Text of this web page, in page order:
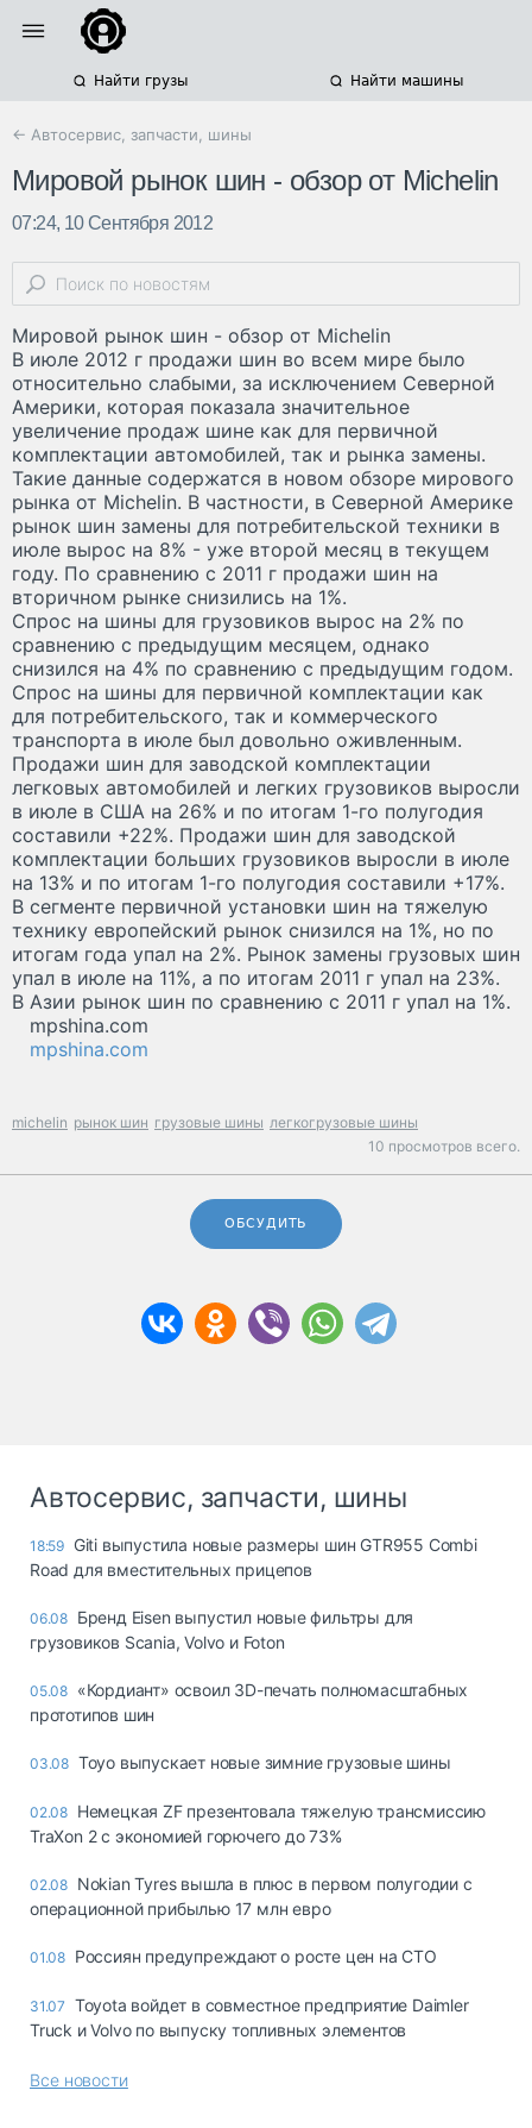
Найти грузы Найти машины
← Автосервис, запчасти, шины
Мировой рынок шин - обзор от Michelin
07:24, 10 Сентября 2012
Мировой рынок шин - обзор от Michelin
В июле 2012 г продажи шин во всем мире было
относительно слабыми, за исключением Северной
Америки, которая показала значительное
увеличение продаж шине как для первичной
комплектации автомобилей, так и рынка замены.
Такие данные содержатся в новом обзоре мирового
рынка от Michelin. В частности, в Северной Америке
рынок шин замены для потребительской техники в
июле вырос на 8% - уже второй месяц в текущем
году. По сравнению с 2011 г продажи шин на
вторичном рынке снизились на 1%.
Спрос на шины для грузовиков вырос на 2% по
сравнению с предыдущим месяцем, однако
снизился на 4% по сравнению с предыдущим годом.
Спрос на шины для первичной комплектации как
для потребительского, так и коммерческого
транспорта в июле был довольно оживленным.
Продажи шин для заводской комплектации
легковых автомобилей и легких грузовиков выросли
в июле в США на 26% и по итогам 1-го полугодия
составили +22%. Продажи шин для заводской
комплектации больших грузовиков выросли в июле
на 13% и по итогам 1-го полугодия составили +17%.
В сегменте первичной установки шин на тяжелую
технику европейский рынок снизился на 1%, но по
итогам года упал на 2%. Рынок замены грузовых шин
упал в июле на 11%, а по итогам 2011 г упал на 23%.
В Азии рынок шин по сравнению с 2011 г упал на 1%.
mpshina.com
mpshina.com
michelin рынок шин грузовые шины легкогрузовые шины
10 просмотров всего.
ОБСУДИТЬ
Автосервис, запчасти, шины
18:59 Giti выпустила новые размеры шин GTR955 Combi
Road для вместительных прицепов
06.08 Бренд Eisen выпустил новые фильтры для
грузовиков Scania, Volvo и Foton
05.08 «Кордиант» освоил 3D-печать полномасштабных
прототипов шин
03.08 Toyo выпускает новые зимние грузовые шины
02.08 Немецкая ZF презентовала тяжелую трансмиссию
TraXon 2 с экономией горючего до 73%
02.08 Nokian Tyres вышла в плюс в первом полугодии с
операционной прибылью 17 млн евро
01.08 Россиян предупреждают о росте цен на СТО
31.07 Toyota войдет в совместное предприятие Daimler
Truck и Volvo по выпуску топливных элементов
Все новости